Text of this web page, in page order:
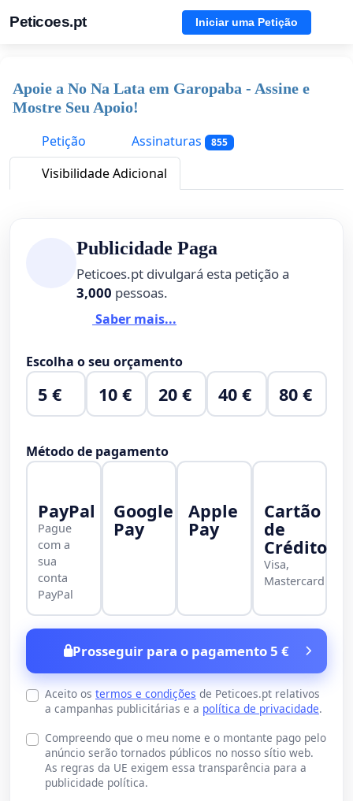
Peticoes.pt Iniciar uma Petição
Apoie a No Na Lata em Garopaba - Assine e
Mostre Seu Apoio!
Petição
Assinaturas 855
Visibilidade Adicional
Publicidade Paga
Peticoes.pt divulgará esta petição a
3,000 pessoas.
Saber mais...
Escolha o seu orçamento
5 € 10 € 20 € 40 € 80 €
Método de pagamento
PayPal
Pague
com a
sua
conta
PayPal
Google
Pay
Apple
Pay
Cartão
de
Crédito
Visa,
Mastercard
Prosseguir para o pagamento 5 €
Aceito os termos e condições de Peticoes.pt relativos
a campanhas publicitárias e a política de privacidade.
Compreendo que o meu nome e o montante pago pelo
anúncio serão tornados públicos no nosso sítio web.
As regras da UE exigem essa transparência para a
publicidade política.